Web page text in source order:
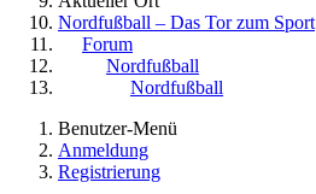
Nordfußball – Das Tor zum Sport
Forum
Nordfußball
Nordfußball
Benutzer-Menü
Anmeldung
Registrierung